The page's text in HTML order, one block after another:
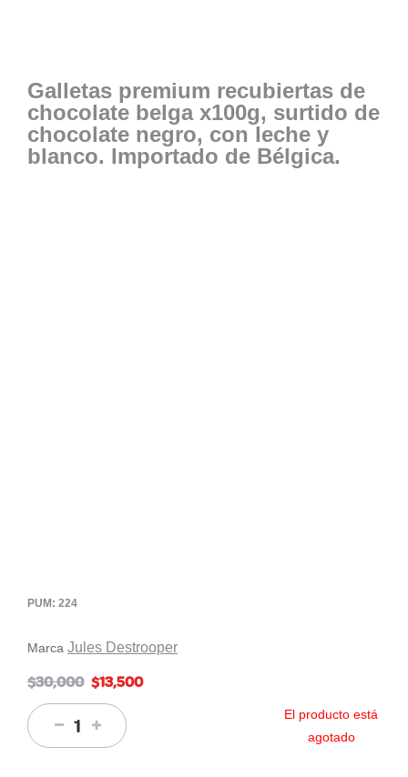
Galletas premium recubiertas de
chocolate belga x100g, surtido de
chocolate negro, con leche y
blanco. Importado de Bélgica.
PUM: 224
Marca Jules Destrooper
$30,000 $13,500
El producto está
agotado